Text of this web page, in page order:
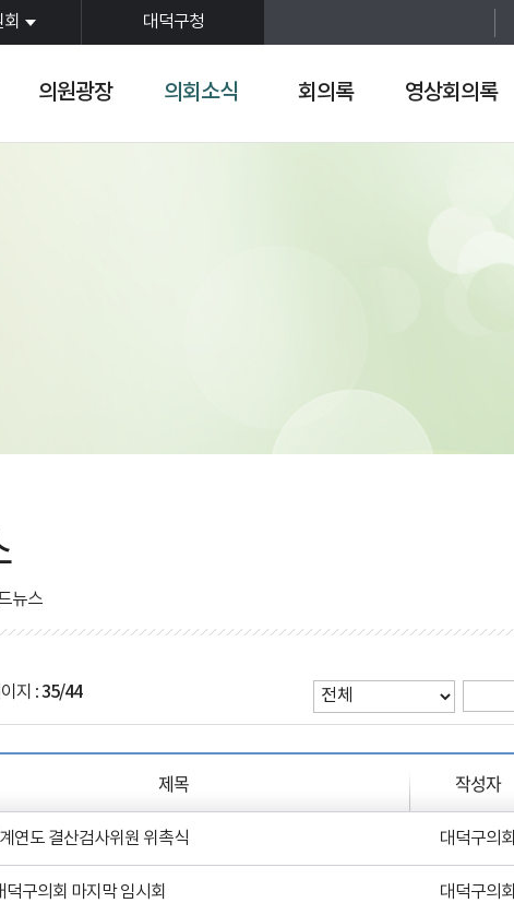
대덕구청
의원광장 의회소식 회의록 영상회의록
뉴스
지 :35/44
제목 작성자
연도 결산검사위원 위촉식 대덕구의회
덕구의회 마지막 임시회 대덕구의회